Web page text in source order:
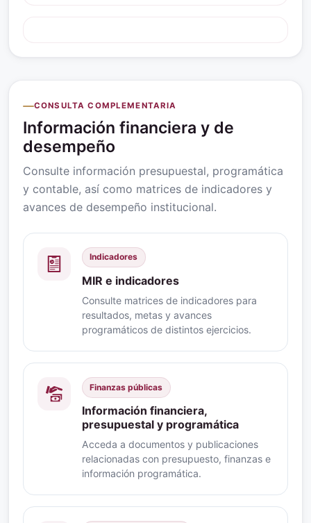
CONSULTA COMPLEMENTARIA
Información financiera y de
desempeño
Consulte información presupuestal, programática
y contable, así como matrices de indicadores y
avances de desempeño institucional.
Indicadores
MIR e indicadores
Consulte matrices de indicadores para
resultados, metas y avances
programáticos de distintos ejercicios.
Finanzas públicas
Información financiera,
presupuestal y programática
Acceda a documentos y publicaciones
relacionadas con presupuesto, finanzas e
información programática.